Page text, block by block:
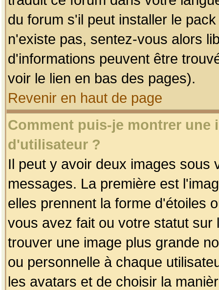
du forum s'il peut installer le
n'existe pas, sentez-vous alors
d'informations peuvent être
voir le lien en bas des pages).
Revenir en haut de page
Comment puis-je montrer une
d'utilisateur ?
Il peut y avoir deux images sous
messages. La première est
elles prennent la forme d'étoiles
vous avez fait ou votre statut
trouver une image plus grande
ou personnelle à chaque
les avatars et de choisir la